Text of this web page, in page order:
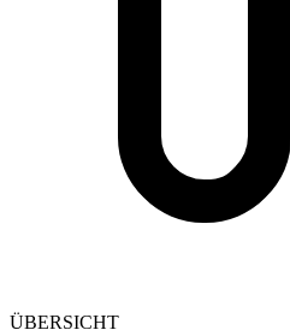
ÜBERSICHT